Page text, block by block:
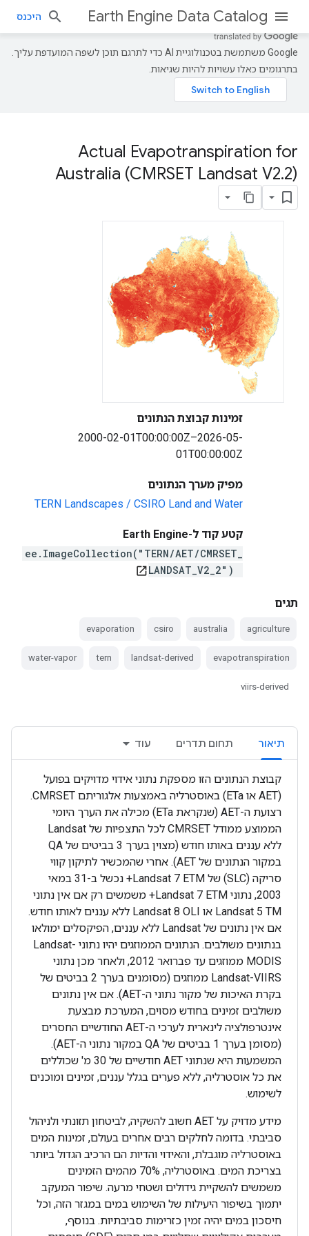
Earth Engine Data Catalog היכנס
‫Google משתמשת בטכנולוגיית AI כדי לתרגם תוכן לשפה המועדפת עליך.
בתרגומים כאלו עשויות להיות שגיאות.
Actual Evapotranspiration for
Australia (CMRSET Landsat V2.2)
זמינות קבוצת הנתונים
2000-02-01T00:00:00Z–2026-05-
01T00:00:00Z
מפיק מערך הנתונים
TERN Landscapes / CSIRO Land and Water
קטע קוד ל-Earth Engine
ee.ImageCollection("TERN/AET/CMRSET_
LANDSAT_V2_2")
open_in_new
תגים
agriculture
australia
csiro
evaporation
evapotranspiration
landsat-derived
tern
water-vapor
viirs-derived
תיאור תחום תדרים עוד
קבוצת הנתונים הזו מספקת נתוני אידוי מדויקים בפועל
(AET או ETa) באוסטרליה באמצעות אלגוריתם CMRSET.
רצועת ה-AET (שנקראת ETa) מכילה את הערך היומי
הממוצע ממודל CMRSET לכל התצפיות של Landsat
ללא עננים באותו חודש (מצוין בערך 3 בביטים של QA
במקור הנתונים של AET). אחרי שהמכשיר לתיקון קווי
סריקה (SLC) של Landsat 7 ETM+ נכשל ב-31 במאי
2003, נתוני Landsat 7 ETM+ משמשים רק אם אין נתוני
Landsat 5 TM או Landsat 8 OLI ללא עננים לאותו חודש.
אם אין נתונים של Landsat ללא עננים, הפיקסלים ימולאו
בנתונים משולבים. הנתונים הממוזגים יהיו נתוני Landsat-
MODIS ממוזגים עד פברואר 2012, ולאחר מכן נתוני
Landsat-VIIRS ממוזגים (מסומנים בערך 2 בביטים של
בקרת האיכות של מקור נתוני ה-AET). אם אין נתונים
משולבים זמינים בחודש מסוים, המערכת מבצעת
אינטרפולציה לינארית לערכי ה-AET החודשיים החסרים
(מסומן בערך 1 בביטים של QA במקור נתוני ה-AET).
המשמעות היא שנתוני AET חודשיים של 30 מ' שכוללים
את כל אוסטרליה, ללא פערים בגלל עננים, זמינים ומוכנים
לשימוש.
מידע מדויק על AET חשוב להשקיה, לביטחון תזונתי ולניהול
סביבתי. בדומה לחלקים רבים אחרים בעולם, זמינות המים
באוסטרליה מוגבלת, והאידוי והדיות הם הרכיב הגדול ביותר
בצריכת המים. באוסטרליה, 70% מהמים הזמינים
משמשים להשקיית גידולים ושטחי מרעה. שיפור המעקב
יתמוך בשיפור היעילות של השימוש במים במגזר הזה, וכל
חיסכון במים יהיה זמין כזרימות סביבתיות. בנוסף,